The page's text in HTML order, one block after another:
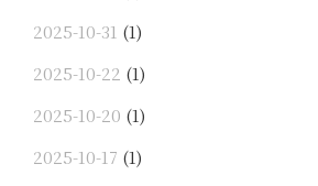
2025-10-31 (1)
2025-10-22 (1)
2025-10-20 (1)
2025-10-17 (1)